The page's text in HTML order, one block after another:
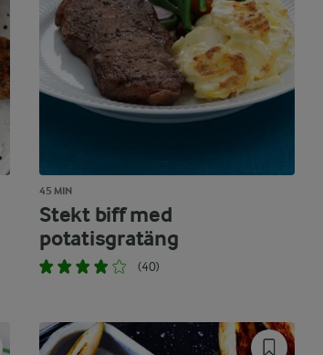
45 MIN
Stekt biff med
potatisgratäng
(40)